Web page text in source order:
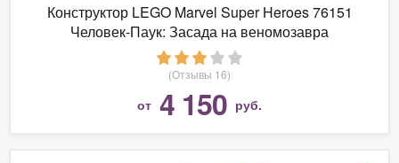
Конструктор LEGO Marvel Super Heroes 76151
Человек-Паук: Засада на веномозавра
(Отзывы 16)
от 4 150 руб.